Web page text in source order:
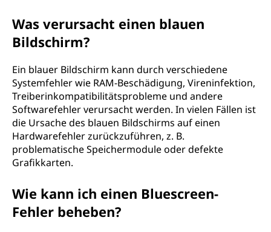
Was verursacht einen blauen
Bildschirm?
Ein blauer Bildschirm kann durch verschiedene
Systemfehler wie RAM-Beschädigung, Vireninfektion,
Treiberinkompatibilitätsprobleme und andere
Softwarefehler verursacht werden. In vielen Fällen ist
die Ursache des blauen Bildschirms auf einen
Hardwarefehler zurückzuführen, z. B.
problematische Speichermodule oder defekte
Grafikkarten.
Wie kann ich einen Bluescreen-
Fehler beheben?